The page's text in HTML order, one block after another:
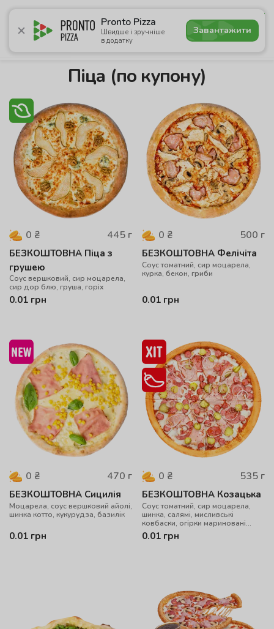
Pronto Pizza
Швидше і зручніше
в додатку
Завантажити
5.0
Акції Піца Суші Сети Бургери Комбо
Піца (по купону)
0 ₴ 445 г
БЕЗКОШТОВНА Піца з
грушею
Соус вершковий, сир моцарела,
сир дор блю, груша, горіх
0.01 грн
0 ₴ 500 г
БЕЗКОШТОВНА Фелічіта
Соус томатний, сир моцарела,
курка, бекон, гриби
0.01 грн
0 ₴ 470 г
БЕЗКОШТОВНА Сицилія
Моцарела, cоус вершковий айолі,
шинка котто, кукурудза, базилік
0.01 грн
0 ₴ 535 г
БЕЗКОШТОВНА Козацька
Cоус томатний, сир моцарела,
шинка, салямі, мисливські
ковбаски, огірки мариновані
цибуля, чилі
0.01 грн